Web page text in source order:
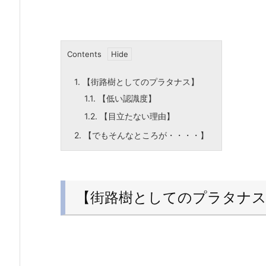
Contents
1. 【街路樹としてのプラタナス】
1.1. 【低い認識度】
1.2. 【目立たない理由】
2. 【でもそんなところが・・・・】
【街路樹としてのプラタナ